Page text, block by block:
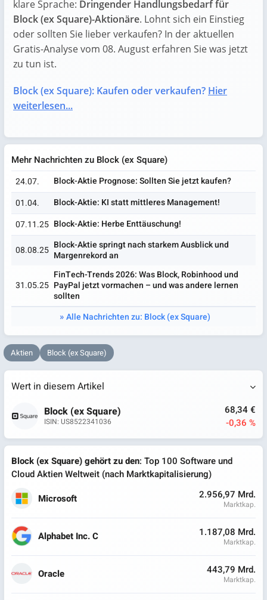
klare Sprache: Dringender Handlungsbedarf für
Block (ex Square)-Aktionäre. Lohnt sich ein Einstieg
oder sollten Sie lieber verkaufen? In der aktuellen
Gratis-Analyse vom 08. August erfahren Sie was jetzt
zu tun ist.
Block (ex Square): Kaufen oder verkaufen? Hier
weiterlesen...
Mehr Nachrichten zu Block (ex Square)
24.07.
Block-Aktie Prognose: Sollten Sie jetzt kaufen?
01.04.
Block-Aktie: KI statt mittleres Management!
07.11.25 Block-Aktie: Herbe Enttäuschung!
08.08.25 Block-Aktie springt nach starkem Ausblick und
Margenrekord an
31.05.25
FinTech-Trends 2026: Was Block, Robinhood und
PayPal jetzt vormachen – und was andere lernen
sollten
Alle Nachrichten zu: Block (ex Square)
Aktien Block (ex Square)
Wert in diesem Artikel
Block (ex Square)
ISIN: US8522341036
68,34 €
-0,36 %
Block (ex Square) gehört zu den: Top 100 Software und
Cloud Aktien Weltweit (nach Marktkapitalisierung)
Microsoft
2.956,97 Mrd.
Marktkap.
Alphabet Inc. C 1.187,08 Mrd.
Marktkap.
Oracle 443,79 Mrd.
Marktkap.